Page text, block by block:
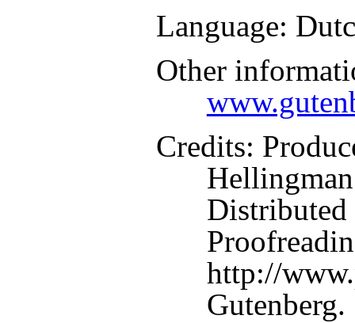
Language:
Other
Credits:
Distributed
http://
Gutenberg.